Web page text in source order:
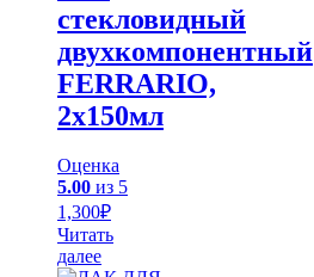
стекловидный
двухкомпонентный
FERRARIO,
2х150мл
Оценка
5.00 из 5
1,300₽
Читать
далее